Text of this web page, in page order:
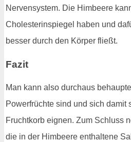
Nervensystem. Die Himbeere
Cholesterinspiegel haben und
besser durch den Körper fließt.
Fazit
Man kann also durchaus
Powerfrüchte sind und sich damit
Fruchtkorb eignen. Zum Schluss
die in der Himbeere enthaltene